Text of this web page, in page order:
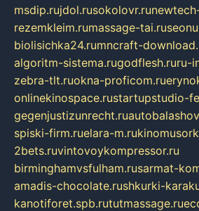
msdip.rujdol.rusokolovr.ru
rezemkleim.rumassage-tai.ru
biolisichka24.rumncraft-
algoritm-sistema.rugodflesh.ruru-
zebra-tlt.ruokna-proficom.ru
onlinekinospace.rustartupstudio-
gegenjustizunrecht.ru
spiski-firm.ruelara-m.ru
2bets.ruvintovoykompressor.ru
birminghamvsfulham.rusarmat-
amadis-chocolate.rushkurki-
kanotiforet.spb.rututmassage.ru